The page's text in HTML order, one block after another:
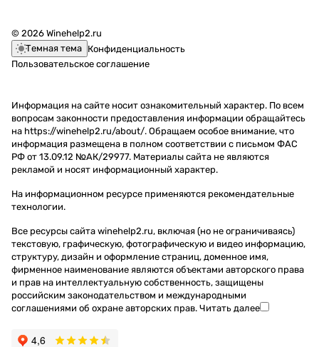
© 2026 Winehelp2.ru
Темная тема Конфиденциальность
Пользовательское соглашение
Информация на сайте носит ознакомительный характер. По всем
вопросам законности предоставления информации обращайтесь
на https://winehelp2.ru/about/. Обращаем особое внимание, что
информация размещена в полном соответствии с письмом ФАС
РФ от 13.09.12 №АК/29977. Материалы сайта не являются
рекламой и носят информационный характер.
На информационном ресурсе применяются рекомендательные
технологии.
Все ресурсы сайта winehelp2.ru, включая (но не ограничиваясь)
текстовую, графическую, фотографическую и видео информацию,
структуру, дизайн и оформление страниц, доменное имя,
фирменное наименование являются объектами авторского права
и прав на интеллектуальную собственность, защищены
российским законодательством и международными
соглашениями об охране авторских прав. Читать далее